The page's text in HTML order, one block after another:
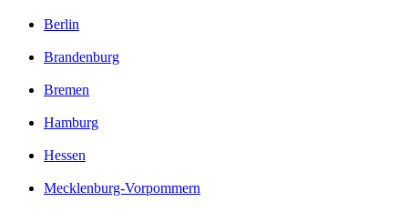
Berlin
Brandenburg
Bremen
Hamburg
Hessen
Mecklenburg-Vorpommern